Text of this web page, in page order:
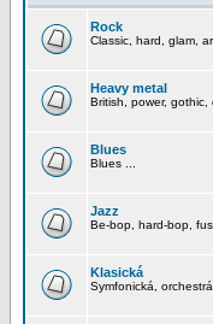
Rock
Classic, hard, glam,
Heavy metal
British, power,
Blues
Blues ...
Jazz
Be-bop, hard-bop,
Klasická
Symfonická,